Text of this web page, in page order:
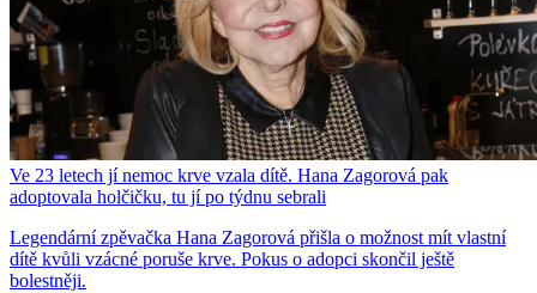
Ve 23 letech jí nemoc krve vzala dítě. Hana Zagorová pak
adoptovala holčičku, tu jí po týdnu sebrali
Legendární zpěvačka Hana Zagorová přišla o možnost mít vlastní
dítě kvůli vzácné poruše krve. Pokus o adopci skončil ještě
bolestněji.